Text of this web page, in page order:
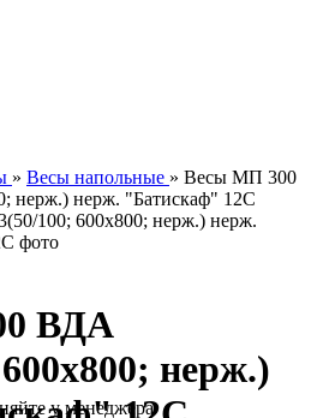
» Весы напольные » Весы МП 300
нерж.) нерж. "Батискаф" 12С
ВДА
нерж.)
у менеджера